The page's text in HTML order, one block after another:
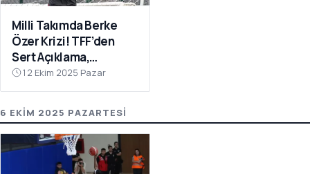
Milli Takımda Berke
Özer Krizi! TFF’den
Sert Açıklama,
Kaleciden Yanıt
Gecikmedi
12 Ekim 2025 Pazar
6 EKIM 2025 PAZARTESI